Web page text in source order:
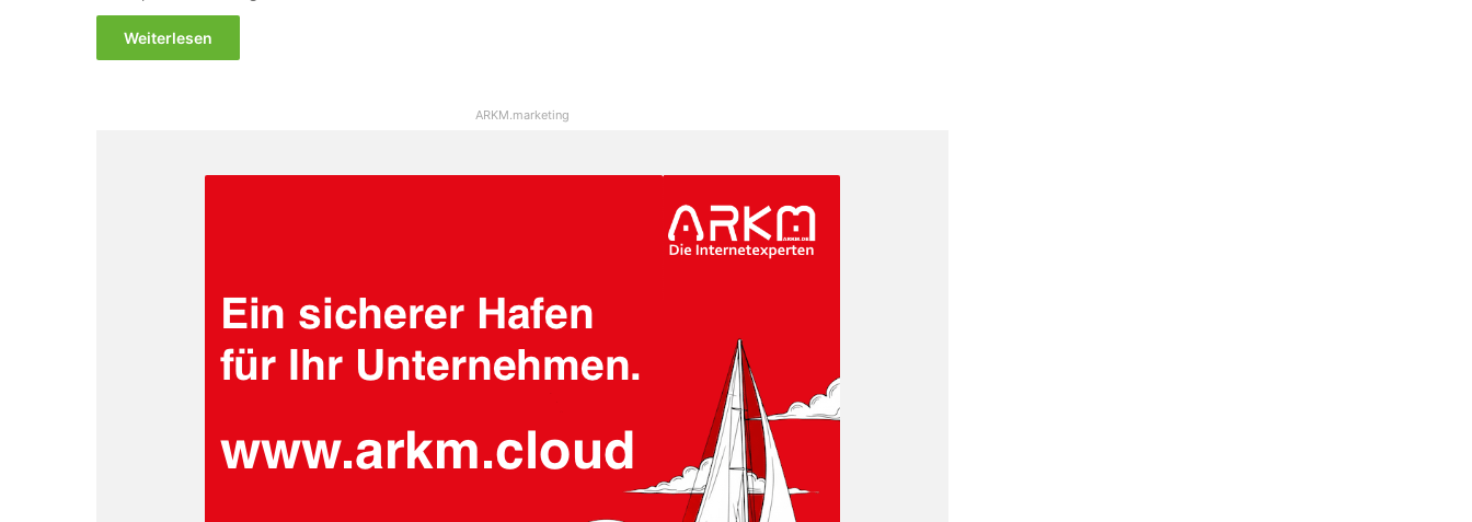
Weiterlesen
ARKM.marketing